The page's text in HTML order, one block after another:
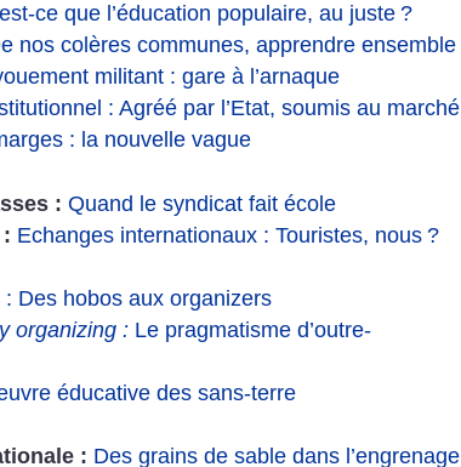
ce que l’éducation populaire, au juste ?
nos colères communes, apprendre ensemble
militant : gare à l’arnaque
: Agréé par l’Etat, soumis au marché
: la nouvelle vague
: Quand le syndicat fait école
Echanges internationaux : Touristes, nous ?
: Des hobos aux organizers
organizing :Le pragmatisme d’outre-
éducative des sans-terre
: Des grains de sable dans l’engrenage